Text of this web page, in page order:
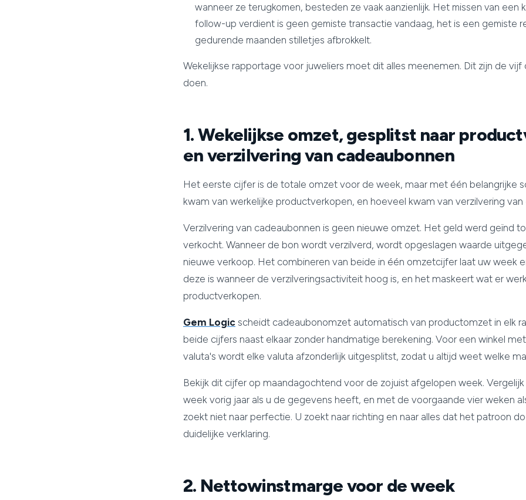
wanneer ze terugkomen, besteden ze vaak aanzienlijk. Het missen van een
follow-up verdient is geen gemiste transactie vandaag, het is een gemiste
gedurende maanden stilletjes afbrokkelt.
Wekelijkse rapportage voor juweliers moet dit alles meenemen. Dit zijn de vijf
doen.
1. Wekelijkse omzet, gesplitst naar
en verzilvering van cadeaubonnen
Het eerste cijfer is de totale omzet voor de week, maar met één belangrijke
kwam van werkelijke productverkopen, en hoeveel kwam van verzilvering
Verzilvering van cadeaubonnen is geen nieuwe omzet. Het geld werd geïnd
verkocht. Wanneer de bon wordt verzilverd, wordt opgeslagen waarde
nieuwe verkoop. Het combineren van beide in één omzetcijfer laat uw week
deze is wanneer de verzilveringsactiviteit hoog is, en het maskeert wat er
productverkopen.
Gem Logic scheidt cadeaubonomzet automatisch van productomzet in elk
beide cijfers naast elkaar zonder handmatige berekening. Voor een winkel
valuta's wordt elke valuta afzonderlijk uitgesplitst, zodat u altijd weet welke
Bekijk dit cijfer op maandagochtend voor de zojuist afgelopen week.
week vorig jaar als u de gegevens heeft, en met de voorgaande vier weken
zoekt niet naar perfectie. U zoekt naar richting en naar alles dat het patroon
duidelijke verklaring.
2. Nettowinstmarge voor de week